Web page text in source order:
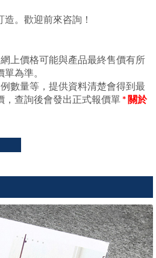
。歡迎前來咨詢！
上價格可能與產品最終售價有所
為準。
數量等，提供資料清楚會得到最
，查詢後會發出正式報價單* 關於